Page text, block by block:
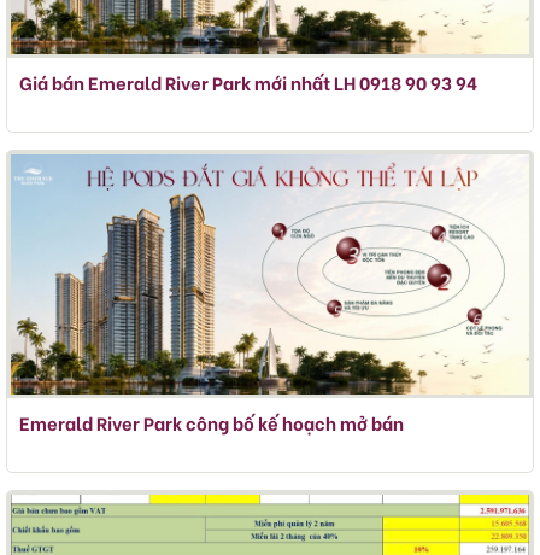
Giá bán Emerald River Park mới nhất LH 0918 90 93 94
Emerald River Park công bố kế hoạch mở bán